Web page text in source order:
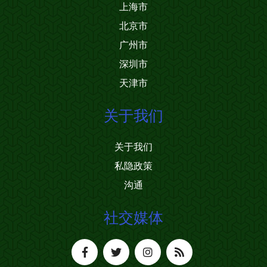
上海市
北京市
广州市
深圳市
天津市
关于我们
关于我们
私隐政策
沟通
社交媒体